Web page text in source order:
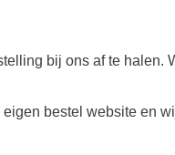
bij ons af te halen.
bestel website en